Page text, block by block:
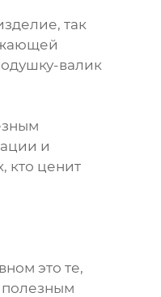
так
валик
и
кто ценит
это те,
полезным